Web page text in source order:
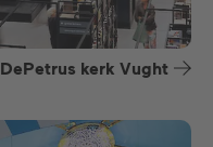
DePetrus kerk Vught